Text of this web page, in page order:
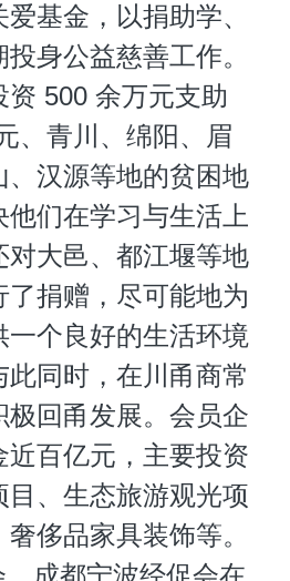
基金，以捐助学、
身公益慈善工作。
资 500 余万元支助
、青川、绵阳、眉
、汉源等地的贫困地
他们在学习与生活上
对大邑、都江堰等地
了捐赠，尽可能地为
一个良好的生活环境
同时，在川甬商常
回甬发展。会员企
近百亿元，主要投资
、生态旅游观光项
侈品家具装饰等。